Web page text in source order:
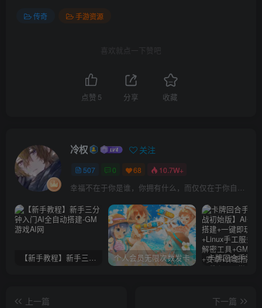
传奇 手游资源
喜欢就点一下赞吧
点赞 5 分享 收藏
冷权 关注
507 0 68 10.7W+
幸福不在于你是谁，你拥有什么，而仅仅在于你自己怎么看待
【新手教程】新手三分钟入门AI全自动搭建 个人会员无限次数发卡
上一篇
下一篇